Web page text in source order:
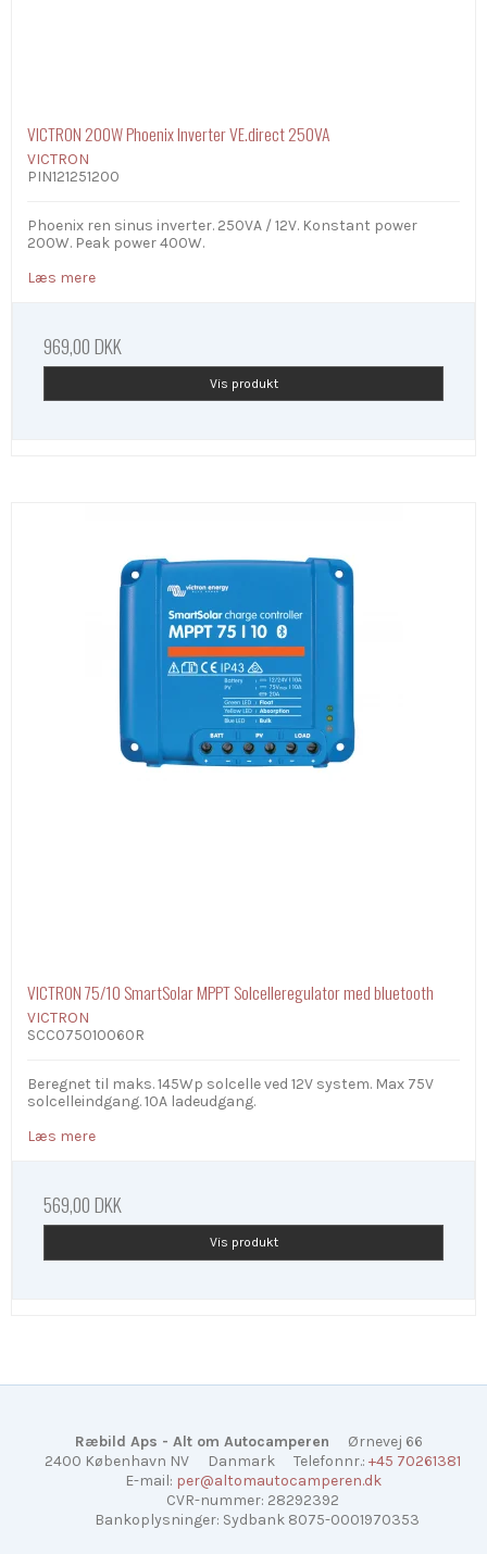
VICTRON 200W Phoenix Inverter VE.direct 250VA
VICTRON
PIN121251200
Phoenix ren sinus inverter. 250VA / 12V. Konstant power
200W. Peak power 400W.
Læs mere
969,00 DKK
Vis produkt
VICTRON 75/10 SmartSolar MPPT Solcelleregulator med bluetooth
VICTRON
SCC075010060R
Beregnet til maks. 145Wp solcelle ved 12V system. Max 75V
solcelleindgang. 10A ladeudgang.
Læs mere
569,00 DKK
Vis produkt
Ræbild Aps - Alt om Autocamperen
Ørnevej 66
2400 København NV
Danmark Telefonnr.: +45 70261381
E-mail: per@altomautocamperen.dk
CVR-nummer: 28292392
Bankoplysninger: Sydbank 8075-0001970353